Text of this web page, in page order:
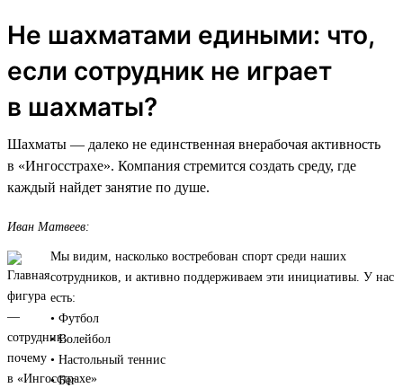
Не шахматами едиными: что,
если сотрудник не играет
в шахматы?
Шахматы — далеко не единственная внерабочая активность
в «Ингосстрахе». Компания стремится создать среду, где
каждый найдет занятие по душе.
Иван Матвеев:
Мы видим, насколько востребован спорт среди наших
сотрудников, и активно поддерживаем эти инициативы. У нас
есть:
• Футбол
• Волейбол
• Настольный теннис
• Бег